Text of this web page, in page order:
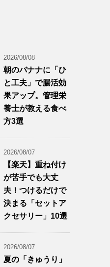
2026/08/08
朝のバナナに「ひ
と工夫」で腸活効
果アップ。管理栄
養士が教える食べ
方3選
2026/08/07
【楽天】重ね付け
が苦手でも大丈
夫！つけるだけで
決まる「セットア
クセサリー」10選
2026/08/07
夏の「きゅうり」